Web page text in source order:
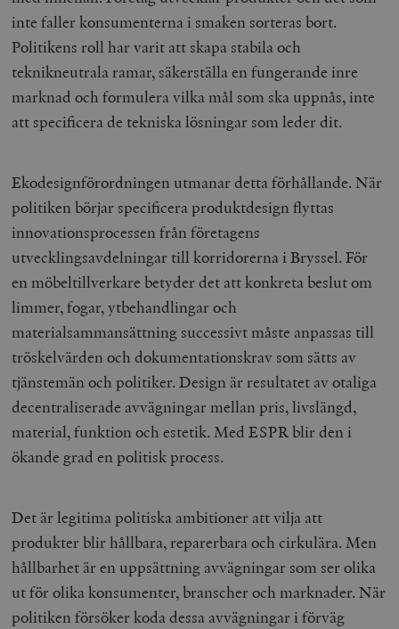
inte faller konsumenterna i smaken sorteras bort.
Politikens roll har varit att skapa stabila och
teknikneutrala ramar, säkerställa en fungerande inre
marknad och formulera vilka mål som ska uppnås, inte
att specificera de tekniska lösningar som leder dit.
Ekodesignförordningen utmanar detta förhållande. När
politiken börjar specificera produktdesign flyttas
innovationsprocessen från företagens
utvecklingsavdelningar till korridorerna i Bryssel. För
en möbeltillverkare betyder det att konkreta beslut om
limmer, fogar, ytbehandlingar och
materialsammansättning successivt måste anpassas till
tröskelvärden och dokumentationskrav som sätts av
tjänstemän och politiker. Design är resultatet av otaliga
decentraliserade avvägningar mellan pris, livslängd,
material, funktion och estetik. Med ESPR blir den i
ökande grad en politisk process.
Det är legitima politiska ambitioner att vilja att
produkter blir hållbara, reparerbara och cirkulära. Men
hållbarhet är en uppsättning avvägningar som ser olika
ut för olika konsumenter, branscher och marknader. När
politiken försöker koda dessa avvägningar i förväg